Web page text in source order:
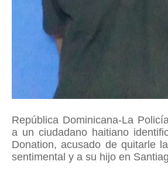
República Dominicana-La
a un ciudadano haitiano
Donation, acusado de quitarle
sentimental y a su hijo en